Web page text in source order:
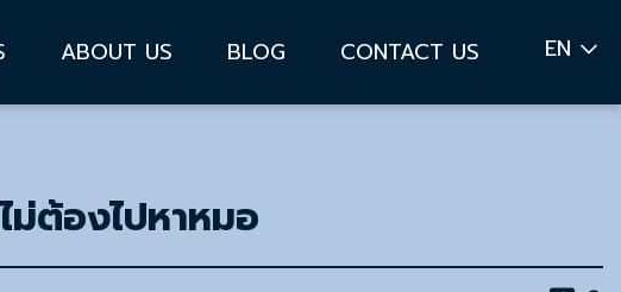
ABOUT US BLOG CONTACT US EN
ต้องไปหาหมอ